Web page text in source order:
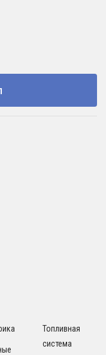
Топливная
система